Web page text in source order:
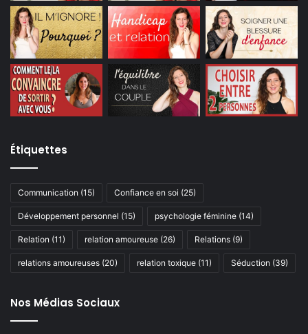
Étiquettes
Communication (15) Confiance en soi (25)
Développement personnel (15) psychologie féminine (14)
Relation (11) relation amoureuse (26) Relations (9)
relations amoureuses (20) relation toxique (11) Séduction (39)
Nos Médias Sociaux